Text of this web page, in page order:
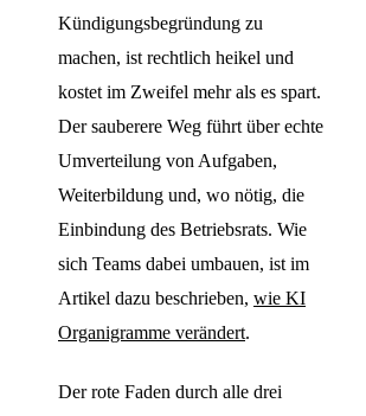
Kündigungsbegründung zu
machen, ist rechtlich heikel und
kostet im Zweifel mehr als es spart.
Der sauberere Weg führt über echte
Umverteilung von Aufgaben,
Weiterbildung und, wo nötig, die
Einbindung des Betriebsrats. Wie
sich Teams dabei umbauen, ist im
Artikel dazu beschrieben, wie KI
Organigramme verändert.
Der rote Faden durch alle drei